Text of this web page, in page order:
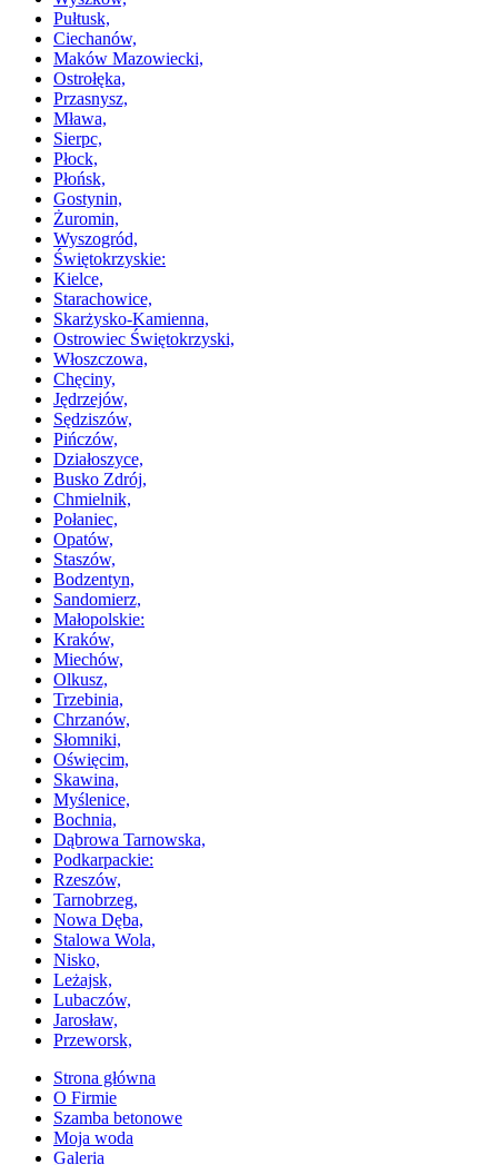
Pułtusk,
Ciechanów,
Maków Mazowiecki,
Ostrołęka,
Przasnysz,
Mława,
Sierpc,
Płock,
Płońsk,
Gostynin,
Żuromin,
Wyszogród,
Świętokrzyskie:
Kielce,
Starachowice,
Skarżysko-Kamienna,
Ostrowiec Świętokrzyski,
Włoszczowa,
Chęciny,
Jędrzejów,
Sędziszów,
Pińczów,
Działoszyce,
Busko Zdrój,
Chmielnik,
Połaniec,
Opatów,
Staszów,
Bodzentyn,
Sandomierz,
Małopolskie:
Kraków,
Miechów,
Olkusz,
Trzebinia,
Chrzanów,
Słomniki,
Oświęcim,
Skawina,
Myślenice,
Bochnia,
Dąbrowa Tarnowska,
Podkarpackie:
Rzeszów,
Tarnobrzeg,
Nowa Dęba,
Stalowa Wola,
Nisko,
Leżajsk,
Lubaczów,
Jarosław,
Przeworsk,
Strona główna
O Firmie
Szamba betonowe
Moja woda
Galeria